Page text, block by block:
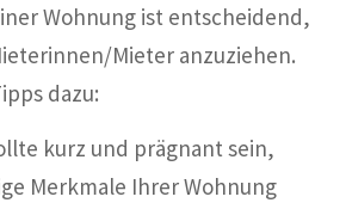
Wohnung ist entscheidend,
Mieter anzuziehen.
dazu:
kurz und prägnant sein,
Merkmale Ihrer Wohnung